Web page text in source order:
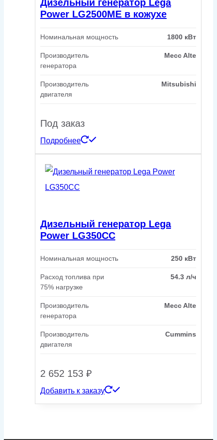
Дизельный генератор Lega
Power LG2500ME в кожухе
Номинальная мощность 1800 кВт
Производитель
генератора
Mecc Alte
Производитель
двигателя
Mitsubishi
Под заказ
Подробнее
Дизельный генератор Lega
Power LG350CC
Номинальная мощность 250 кВт
Расход топлива при
75% нагрузке
54.3 л/ч
Производитель
генератора
Mecc Alte
Производитель
двигателя
Cummins
2 652 153 ₽
Добавить к заказу